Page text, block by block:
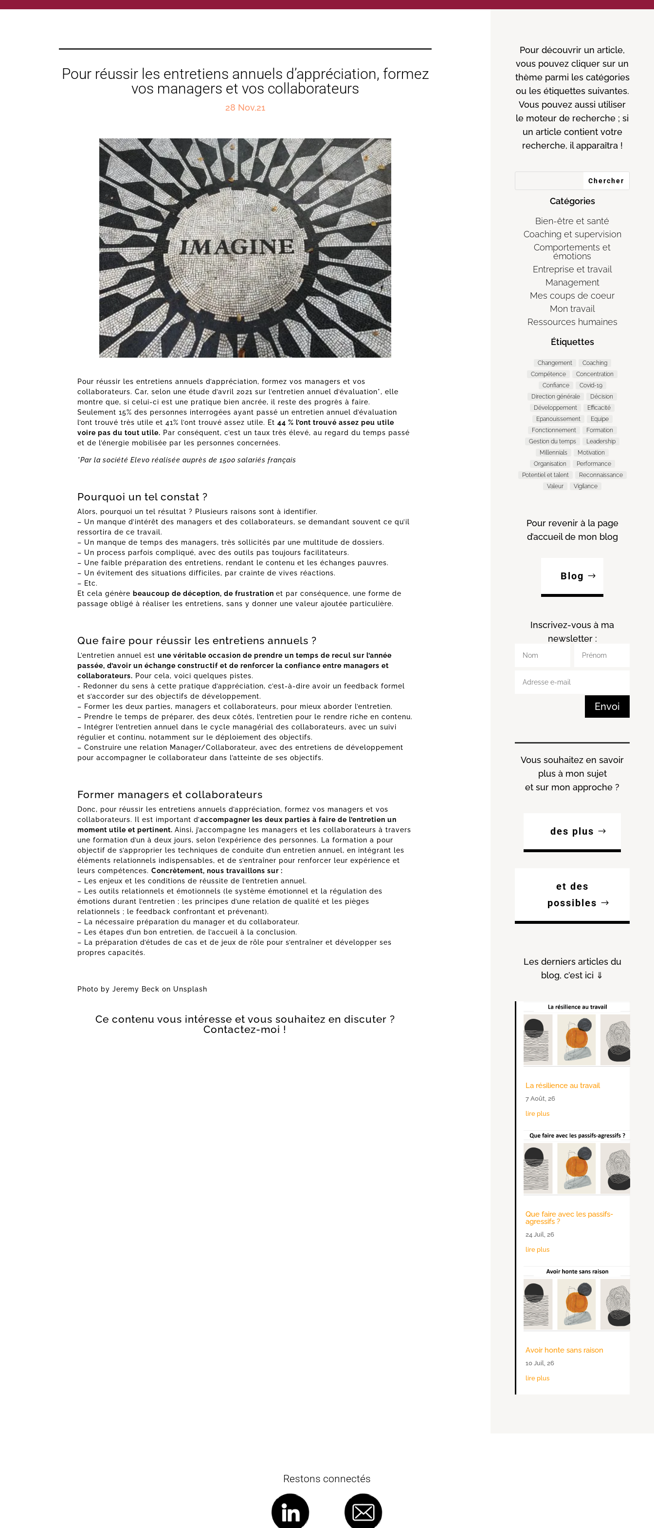
Pour réussir les entretiens annuels d’appréciation, formez
vos managers et vos collaborateurs
28 Nov,21
Pour réussir les entretiens annuels d’appréciation, formez vos managers et vos
collaborateurs. Car, selon une étude d’avril 2021 sur l’entretien annuel d’évaluation*, elle
montre que, si celui-ci est une pratique bien ancrée, il reste des progrès à faire.
Seulement 15% des personnes interrogées ayant passé un entretien annuel d’évaluation
l’ont trouvé très utile et 41% l’ont trouvé assez utile. Et44 % l’ont trouvé assez peu utile
voire pas du tout utile. Par conséquent, c’est un taux très élevé, au regard du temps passé
et de l’énergie mobilisée par les personnes concernées.
*Par la société Elevo réalisée auprès de 1500 salariés français
Pourquoi un tel constat ?
Alors, pourquoi un tel résultat ? Plusieurs raisons sont à identifier.
– Un manque d’intérêt des managers et des collaborateurs, se demandant souvent ce qu’il
ressortira de ce travail.
– Un manque de temps des managers, très sollicités par une multitude de dossiers.
– Un process parfois compliqué, avec des outils pas toujours facilitateurs.
– Une faible préparation des entretiens, rendant le contenu et les échanges pauvres.
– Un évitement des situations difficiles, par crainte de vives réactions.
– Etc.
Et cela génère beaucoup de déception, de frustrationet par conséquence, une forme de
passage obligé à réaliser les entretiens, sans y donner une valeur ajoutée particulière.
Que faire pour réussir les entretiens annuels ?
L’entretien annuel estune véritable occasion de prendre un temps de recul sur l’année
passée, d’avoir un échange constructif et de renforcer la confiance entre managers et
collaborateurs. Pour cela, voici quelques pistes.
​- Redonner du sens à cette pratique d’appréciation, c’est-à-dire avoir un feedback formel
et s’accorder sur des objectifs de développement.
– Former les deux parties, managers et collaborateurs, pour mieux aborder l’entretien.
– Prendre le temps de préparer, des deux côtés, l’entretien pour le rendre riche en contenu.
– Intégrer l’entretien annuel dans le cycle managérial des collaborateurs, avec un suivi
régulier et continu, notamment sur le déploiement des objectifs.
– Construire une relation Manager/Collaborateur, avec des entretiens de développement
pour accompagner le collaborateur dans l’atteinte de ses objectifs.
Former managers et collaborateurs
Donc, pour réussir les entretiens annuels d’appréciation, formez vos managers et vos
collaborateurs. Il est important d’accompagner les deux parties à faire de l’entretien un
moment utile et pertinent.Ainsi, j’accompagne les managers et les collaborateurs à travers
une formation d’un à deux jours, selon l’expérience des personnes. La formation a pour
objectif de s’approprier les techniques de conduite d’un entretien annuel, en intégrant les
éléments relationnels indispensables, et de s’entraîner pour renforcer leur expérience et
leurs compétences.Concrètement, nous travaillons sur :
– Les enjeux et les conditions de réussite de l’entretien annuel.
– Les outils relationnels et émotionnels (le système émotionnel et la régulation des
émotions durant l’entretien ; les principes d’une relation de qualité et les pièges
relationnels ; le feedback confrontant et prévenant).
– La nécessaire préparation du manager et du collaborateur.
– Les étapes d’un bon entretien, de l’accueil à la conclusion.
– La préparation d’études de cas et de jeux de rôle pour s’entraîner et développer ses
propres capacités.
Photo byJeremy Beck on Unsplash
Ce contenu vous intéresse et vous souhaitez en discuter ?
Contactez-moi !
Pour découvrir un article,
vous pouvez cliquer sur un
thème parmi les catégories
ou les étiquettes suivantes.
Vous pouvez aussi utiliser
le moteur de recherche ; si
un article contient votre
recherche, il apparaîtra !
Catégories
Bien-être et santé
Coaching et supervision
Comportements et
émotions
Entreprise et travail
Management
Mes coups de coeur
Mon travail
Ressources humaines
Étiquettes
Changement
Coaching
Compétence
Concentration
Confiance
Covid-19
Direction générale
Décision
Développement
Efficacité
Epanouissement
Equipe
Fonctionnement
Formation
Gestion du temps
Leadership
Millennials
Motivation
Organisation
Performance
Potentiel et talent
Reconnaissance
Valeur
Vigilance
Pour revenir à la page
d’accueil de mon blog
Blog
Inscrivez-vous à ma
newsletter :
Envoi
Vous souhaitez en savoir
plus à mon sujet
et sur mon approche ?
des plus
et des
possibles
Les derniers articles du
blog, c’est ici ⇓
La résilience au travail
7 Août, 26
lire plus
Que faire avec les passifs-
agressifs ?
24 Juil, 26
lire plus
Avoir honte sans raison
10 Juil, 26
lire plus
Restons connectés